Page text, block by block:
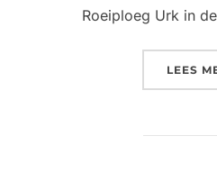
Roeiploeg Urk in
LEES